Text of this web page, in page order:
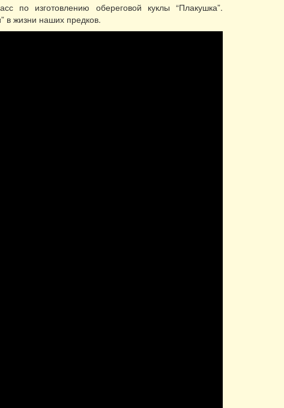
по изготовлению обереговой куклы “Плакушка”.
в жизни наших предков.